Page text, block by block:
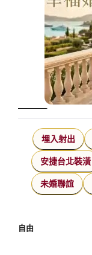
埋入射出
安捷台北裝潢
未婚聯誼
自由